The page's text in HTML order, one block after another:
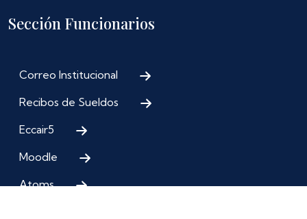
Sección Funcionarios
Correo Institucional
Recibos de Sueldos
Eccair5
Moodle
Atoms